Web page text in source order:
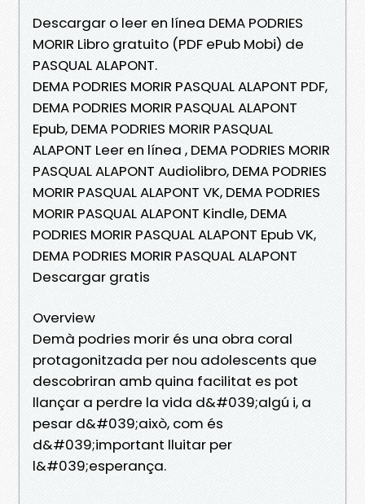
Descargar o leer en línea DEMA PODRIES
MORIR Libro gratuito (PDF ePub Mobi) de
PASQUAL ALAPONT.
DEMA PODRIES MORIR PASQUAL ALAPONT PDF,
DEMA PODRIES MORIR PASQUAL ALAPONT
Epub, DEMA PODRIES MORIR PASQUAL
ALAPONT Leer en línea , DEMA PODRIES MORIR
PASQUAL ALAPONT Audiolibro, DEMA PODRIES
MORIR PASQUAL ALAPONT VK, DEMA PODRIES
MORIR PASQUAL ALAPONT Kindle, DEMA
PODRIES MORIR PASQUAL ALAPONT Epub VK,
DEMA PODRIES MORIR PASQUAL ALAPONT
Descargar gratis
Overview
Demà podries morir és una obra coral
protagonitzada per nou adolescents que
descobriran amb quina facilitat es pot
llançar a perdre la vida d&#039;algú i, a
pesar d&#039;això, com és
d&#039;important lluitar per
l&#039;esperança.